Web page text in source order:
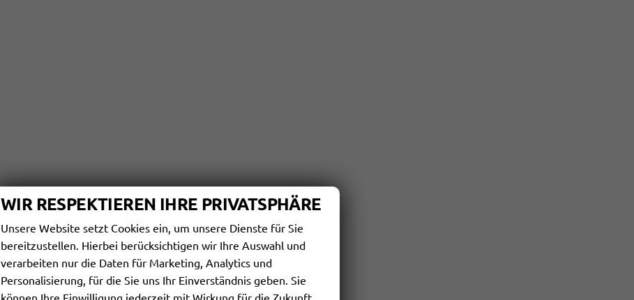
WIR RESPEKTIEREN IHRE PRIVATSPHÄRE
Unsere Website setzt Cookies ein, um unsere Dienste für Sie
bereitzustellen. Hierbei berücksichtigen wir Ihre Auswahl und
verarbeiten nur die Daten für Marketing, Analytics und
Personalisierung, für die Sie uns Ihr Einverständnis geben. Sie